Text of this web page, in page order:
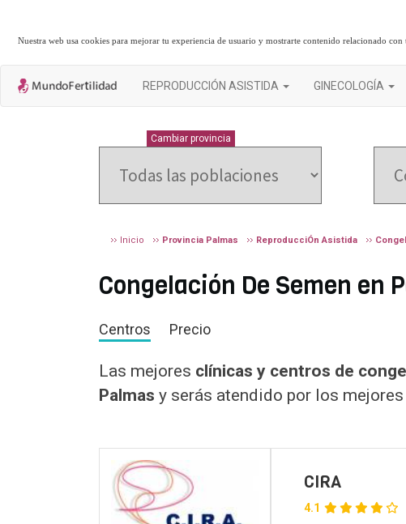
Nuestra web usa cookies para mejorar tu experiencia de usuario y mostrarte contenido relacionado
REPRODUCCIÓN ASISTIDA GINECOLOGÍA
Cambiar provincia
Inicio Provincia Palmas ReproducciÓn Asistida
Congelación De Semen
Centros Precio
Las mejores clínicas y centros de
Palmas y serás atendido por los
CIRA
4.1